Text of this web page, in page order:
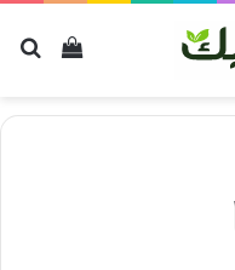
دیدن